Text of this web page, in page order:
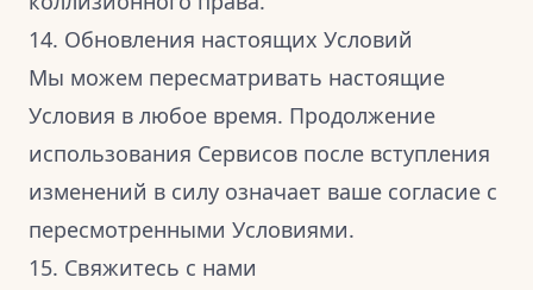
14. Обновления настоящих Условий
Мы можем пересматривать настоящие
Условия в любое время. Продолжение
использования Сервисов после вступления
изменений в силу означает ваше согласие с
пересмотренными Условиями.
15. Свяжитесь с нами